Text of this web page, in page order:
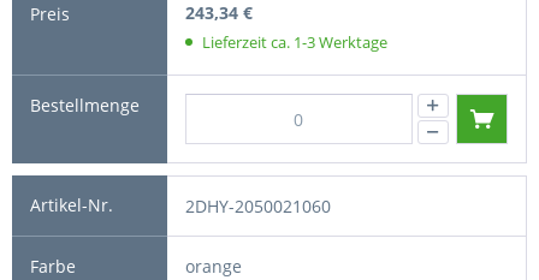
243,34 €
Lieferzeit ca. 1-3 Werktage
2DHY-2050021060
orange